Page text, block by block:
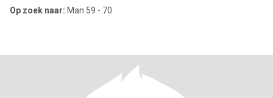
Op zoek naar: Man 59 - 70